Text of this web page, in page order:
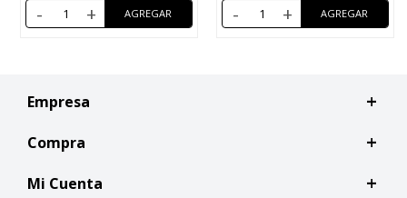
- + - +
Empresa
Compra
Mi Cuenta